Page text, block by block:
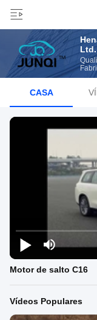
Ltd.
CASA
Motor de salto C16
Vídeos Populares